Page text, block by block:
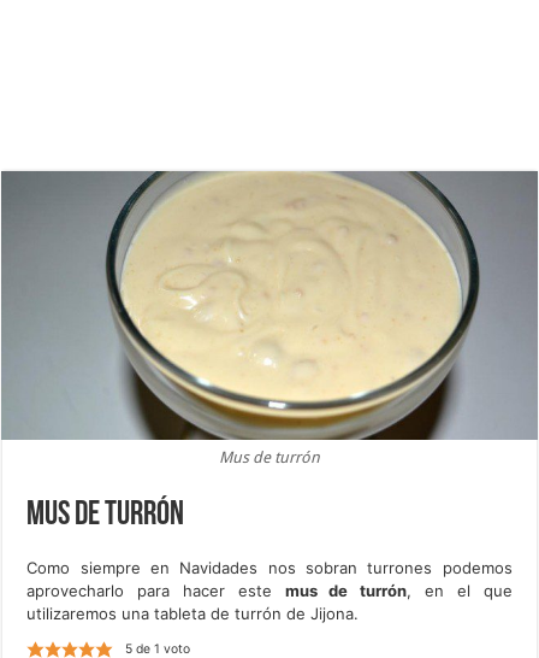
Mus de turrón
Mus de turrón
Como siempre en Navidades nos sobran turrones podemos
aprovecharlo para hacer este mus de turrón, en el que
utilizaremos una tableta de turrón de Jijona.
5de 1 voto